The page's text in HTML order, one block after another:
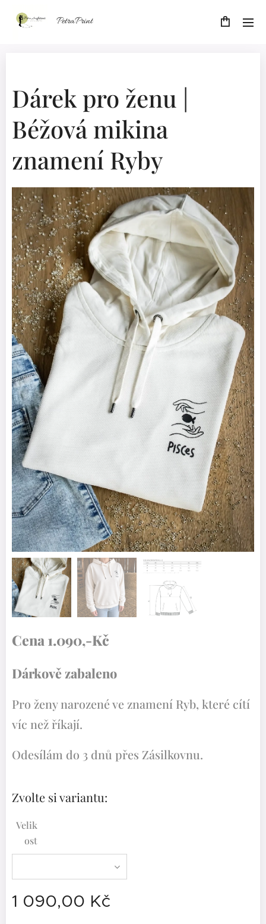
PetraPrint
Dárek pro ženu |
Béžová mikina
znamení Ryby
Tabulka velikostí - mikina dámská Moon
Cena 1.090,-Kč
Dárkově zabaleno
Pro ženy narozené ve znamení Ryb, které cítí
víc než říkají.
Odesílám do 3 dnů přes Zásilkovnu.
Zvolte si variantu:
Velik
ost
1 090,00 Kč